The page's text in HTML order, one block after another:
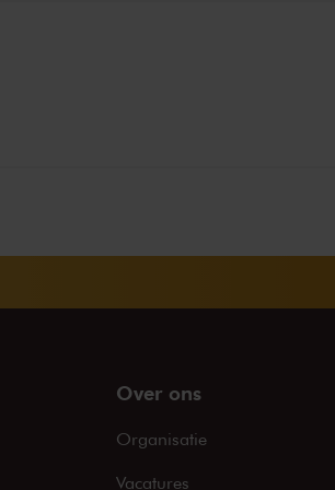
Over ons
Organisatie
Vacatures